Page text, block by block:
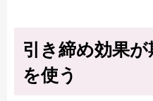
引き締め効果
を使う